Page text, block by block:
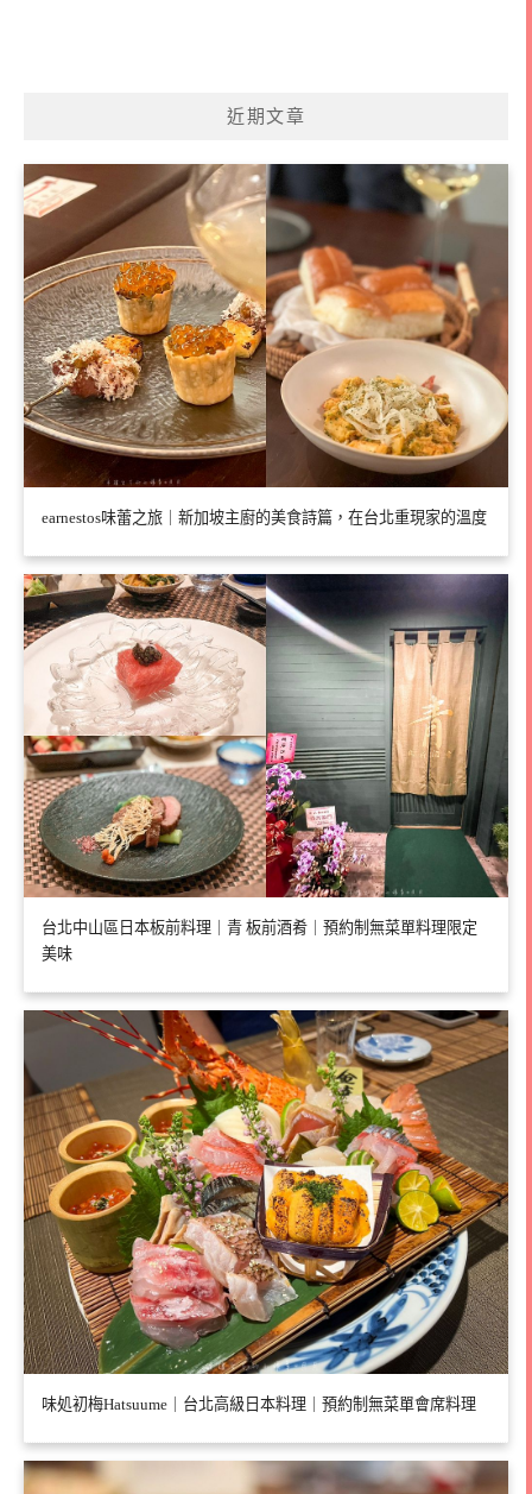
近期文章
earnestos味蕾之旅｜新加坡主廚的美食詩篇，在台北重現家的溫度
台北中山區日本板前料理｜青 板前酒肴｜預約制無菜單料理限定
美味
味処初梅Hatsuume｜台北高級日本料理｜預約制無菜單會席料理